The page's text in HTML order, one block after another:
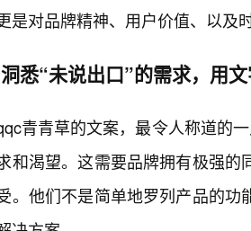
是对品牌精神、用户价值、以及
悉“未说出口”的需求，用
青青草的文案，最令人称道的
和渴望。这需要品牌拥有极强
。他们不是简单地罗列产品的